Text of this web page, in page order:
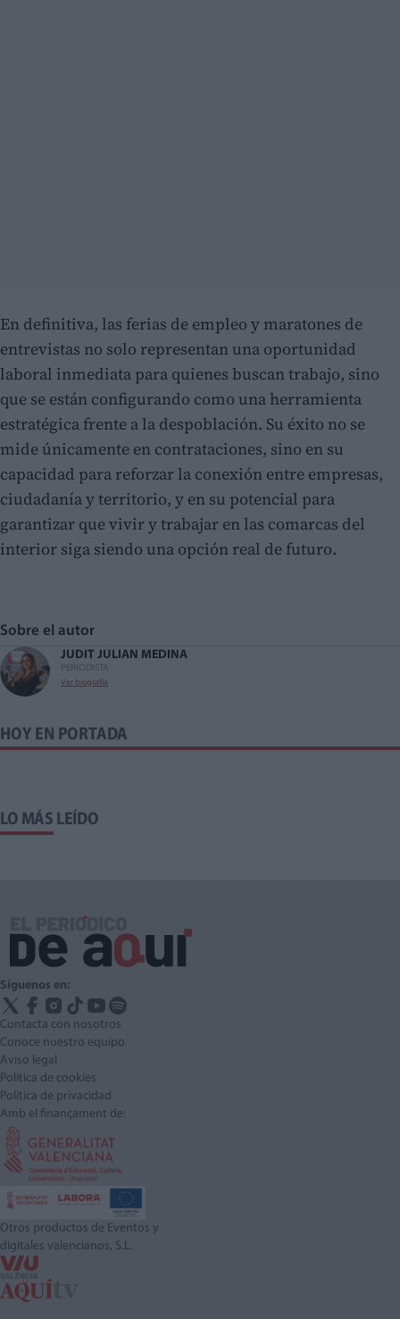
En definitiva, las ferias de empleo y maratones de
entrevistas no solo representan una oportunidad
laboral inmediata para quienes buscan trabajo, sino
que se están configurando como una herramienta
estratégica frente a la despoblación. Su éxito no se
mide únicamente en contrataciones, sino en su
capacidad para reforzar la conexión entre empresas,
ciudadanía y territorio, y en su potencial para
garantizar que vivir y trabajar en las comarcas del
interior siga siendo una opción real de futuro.
Sobre el autor
JUDIT JULIAN MEDINA
PERIODISTA
Ver biografía
HOY EN PORTADA
LO MÁS LEÍDO
Síguenos en:
Contacta con nosotros
Conoce nuestro equipo
Aviso legal
Política de cookies
Política de privacidad
Amb el finançament de:
Otros productos de Eventos y
digitales valencianos, S.L.